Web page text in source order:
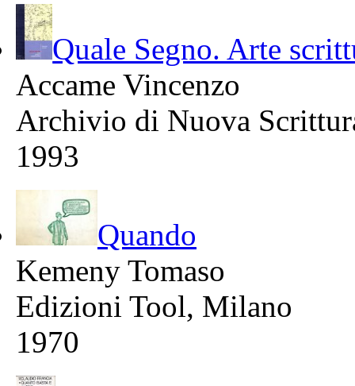
Quale Segno. Arte
Accame Vincenzo
Archivio di Nuova
1993
Quando
Kemeny Tomaso
Edizioni Tool, Milano
1970